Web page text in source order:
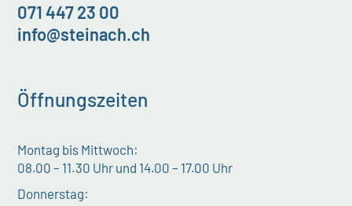
071 447 23 00
info@steinach.ch
Öffnungszeiten
Montag bis Mittwoch:
08.00 – 11.30 Uhr und 14.00 – 17.00 Uhr
Donnerstag: